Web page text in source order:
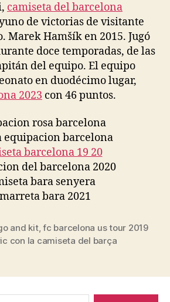
camiseta del barcelona
de victorias de visitante
Marek Hamšík en 2015. Jugó
doce temporadas, de las
del equipo. El equipo
en duodécimo lugar,
2023 con 46 puntos.
and kit,fc barcelona us tour 2019
con la camiseta del barça